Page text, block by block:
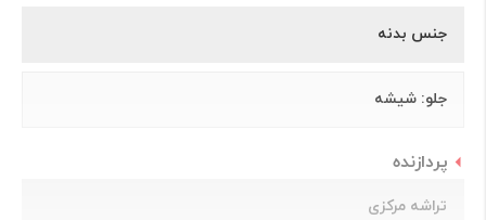
جنس بدنه
جلو: شیشه
پردازنده
تراشه مرکزی